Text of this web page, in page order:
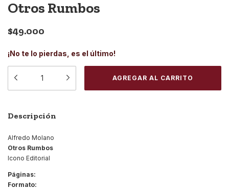
Otros Rumbos
$49.000
¡No te lo pierdas, es el último!
Descripción
Alfredo Molano
Otros Rumbos
Icono Editorial
Páginas:
Formato: